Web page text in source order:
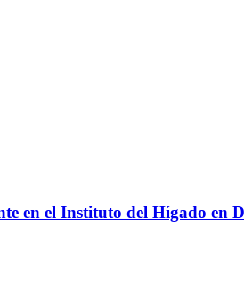
en el Instituto del Hígado en